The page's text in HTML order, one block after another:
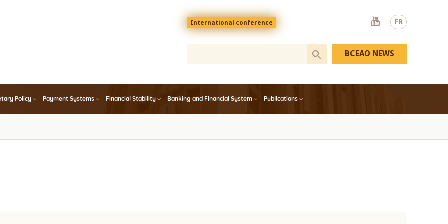
FR
Menu
top
En
International conference
Youtube
Policy Payment Systems Financial Stability Banking and Financial System Publications
BCEAO NEWS